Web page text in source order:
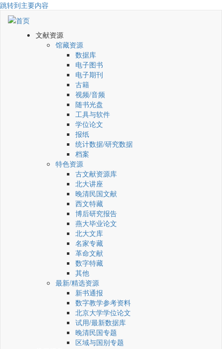
跳转到主要内容
文献资源
馆藏资源
数据库
电子图书
电子期刊
古籍
视频/音频
随书光盘
工具与软件
学位论文
报纸
统计数据/研究数据
档案
特色资源
古文献资源库
北大讲座
晚清民国文献
西文特藏
博后研究报告
燕大毕业论文
北大文库
名家专藏
革命文献
数字特藏
其他
最新/精选资源
新书通报
数字教学参考资料
北京大学学位论文
试用/最新数据库
晚清民国专题
区域与国别专题